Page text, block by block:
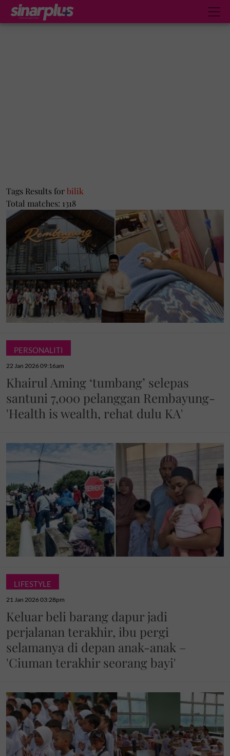
Tags Results forbilik
Total matches: 1318
PERSONALITI
22 Jan 2026 09:16am
Khairul Aming ‘tumbang’ selepas
santuni 7,000 pelanggan Rembayung-
'Health is wealth, rehat dulu KA'
LIFESTYLE
21 Jan 2026 03:28pm
Keluar beli barang dapur jadi
perjalanan terakhir, ibu pergi
selamanya di depan anak-anak –
'Ciuman terakhir seorang bayi'